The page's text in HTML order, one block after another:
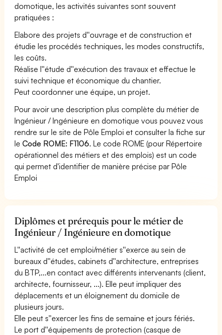
domotique, les activités suivantes sont souvent
pratiquées :
Elabore des projets d''ouvrage et de construction et
étudie les procédés techniques, les modes constructifs,
les coûts.
Réalise l''étude d''exécution des travaux et effectue le
suivi technique et économique du chantier.
Peut coordonner une équipe, un projet.
Pour avoir une description plus complète du métier de
Ingénieur / Ingénieure en domotique vous pouvez vous
rendre sur le site de Pôle Emploi et consulter la fiche sur
leCode ROME: F1106. Le code ROME (pour Répertoire
opérationnel des métiers et des emplois) est un code
qui permet d'identifier de manière précise par Pôle
Emploi
Diplômes et prérequis pour le métier de
Ingénieur / Ingénieure en domotique
L''activité de cet emploi/métier s''exerce au sein de
bureaux d''études, cabinets d''architecture, entreprises
du BTP,...en contact avec différents intervenants (client,
architecte, fournisseur, ...). Elle peut impliquer des
déplacements et un éloignement du domicile de
plusieurs jours.
Elle peut s''exercer les fins de semaine et jours fériés.
Le port d''équipements de protection (casque de